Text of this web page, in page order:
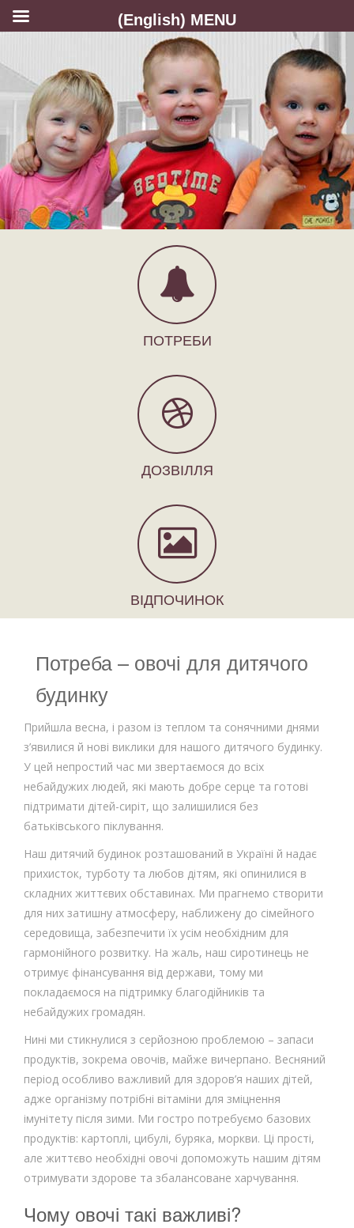
ПОТРЕБИ
ДОЗВІЛЛЯ
ВІДПОЧИНОК
Потреба – овочі для дитячого
будинку
Прийшла весна, і разом із теплом та сонячними днями
з’явилися й нові виклики для нашого дитячого будинку.
У цей непростий час ми звертаємося до всіх
небайдужих людей, які мають добре серце та готові
підтримати дітей-сиріт, що залишилися без
батьківського піклування.
Наш дитячий будинок розташований в Україні й надає
прихисток, турботу та любов дітям, які опинилися в
складних життєвих обставинах. Ми прагнемо створити
для них затишну атмосферу, наближену до сімейного
середовища, забезпечити їх усім необхідним для
гармонійного розвитку. На жаль, наш сиротинець не
отримує фінансування від держави, тому ми
покладаємося на підтримку благодійників та
небайдужих громадян.
Нині ми стикнулися з серйозною проблемою – запаси
продуктів, зокрема овочів, майже вичерпано. Весняний
період особливо важливий для здоров’я наших дітей,
адже організму потрібні вітаміни для зміцнення
імунітету після зими. Ми гостро потребуємо базових
продуктів: картоплі, цибулі, буряка, моркви. Ці прості,
але життєво необхідні овочі допоможуть нашим дітям
отримувати здорове та збалансоване харчування.
Чому овочі такі важливі?
(English) MENU